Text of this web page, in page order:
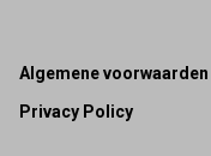
Footer
Algemene voorwaarden
Privacy Policy